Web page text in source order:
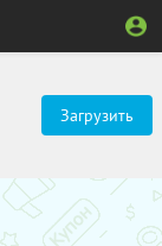
Загрузить